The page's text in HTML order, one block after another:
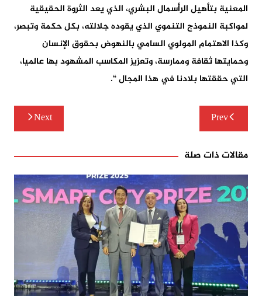
المعنية بتأهيل الرأسمال البشري، الذي يعد الثروة الحقيقية
لمواكبة النموذج التنموي الذي يقوده جلالته، بكل حكمة وتبصر،
وكذا الاهتمام المولوي السامي بالنهوض بحقوق الإنسان
وحمايتها ثقافة وممارسة، وتعزيز المكاسب المشهود بها عالميا،
التي حققتها بلادنا في هذا المجال “.
تصفّح
المقالات
Prev
Next
مقالات ذات صلة